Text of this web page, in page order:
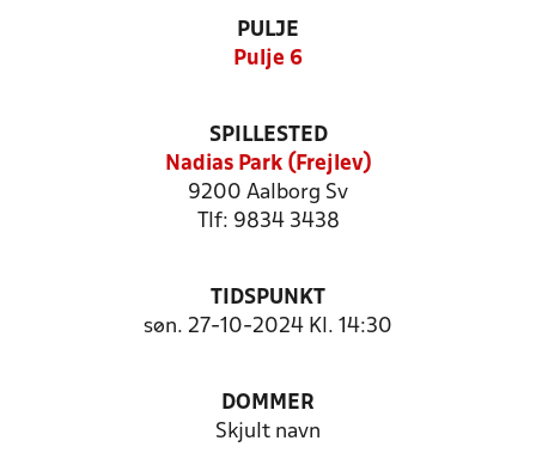
PULJE
Pulje 6
SPILLESTED
Nadias Park (Frejlev)
9200 Aalborg Sv
Tlf: 9834 3438
TIDSPUNKT
søn. 27-10-2024 Kl. 14:30
DOMMER
Skjult navn